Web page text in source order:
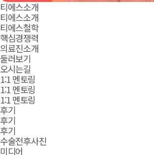
티에스소개
티에스소개
티에스철학
핵심경쟁력
의료진소개
둘러보기
오시는길
1:1 멘토링
1:1 멘토링
1:1 멘토링
후기
후기
후기
수술전후사진
미디어